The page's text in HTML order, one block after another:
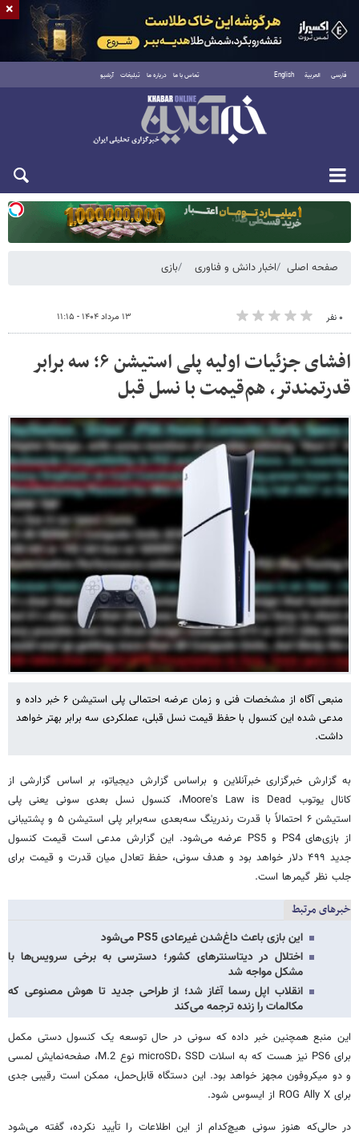
فارسی العربية English تماس با ما درباره ما تبلیغات آرشیو
یکشنبه ۱۸ مرداد ۱۴۰۵
صفحه اصلی اخبار دانش و فناوری بازی
۰ نفر ۱۳ مرداد ۱۴۰۴ - ۱۱:۱۵
افشای جزئیات اولیه پلی استیشن ۶؛ سه برابر
قدرتمندتر، هم‌قیمت با نسل قبل
منبعی آگاه از مشخصات فنی و زمان عرضه احتمالی پلی استیشن ۶ خبر داده و
مدعی شده این کنسول با حفظ قیمت نسل قبلی، عملکردی سه برابر بهتر خواهد
داشت.
به گزارش خبرگزاری خبرآنلاین و براساس گزارش دیجیاتو، بر اساس گزارشی از
کانال یوتوب Moore's Law is Dead، کنسول نسل بعدی سونی یعنی پلی
استیشن ۶ احتمالاً با قدرت رندرینگ سه‌بعدی سه‌برابر پلی استیشن ۵ و پشتیبانی
از بازی‌های PS4 و PS5 عرضه می‌شود. این گزارش مدعی است قیمت کنسول
جدید ۴۹۹ دلار خواهد بود و هدف سونی، حفظ تعادل میان قدرت و قیمت برای
جلب نظر گیمرها است.
خبرهای مرتبط
این بازی باعث داغ‌شدن غیرعادی PS5 می‌شود
اختلال در دیتاسنترهای کشور؛ دسترسی به برخی سرویس‌ها با
مشکل مواجه شد
انقلاب اپل رسما آغاز شد؛‌ از طراحی جدید تا هوش مصنوعی که
مکالمات را زنده ترجمه می‌کند
این منبع همچنین خبر داده که سونی در حال توسعه یک کنسول دستی مکمل
برای PS6 نیز هست که به اسلات microSD، SSD نوع M.2، صفحه‌نمایش لمسی
و دو میکروفون مجهز خواهد بود. این دستگاه قابل‌حمل، ممکن است رقیبی جدی
برای ROG Ally X از ایسوس شود.
در حالی‌که هنوز سونی هیچ‌کدام از این اطلاعات را تأیید نکرده، گفته می‌شود
×